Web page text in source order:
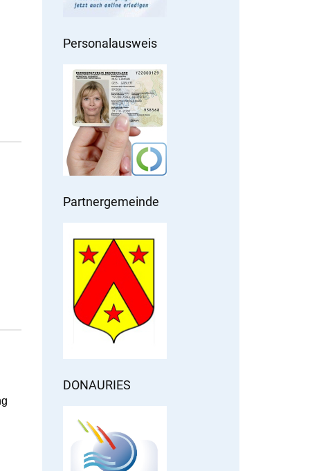
Personalausweis
Partnergemeinde
DONAURIES